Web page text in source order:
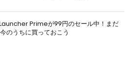
Primeが99円のセール中！まだ
のうちに買っておこう